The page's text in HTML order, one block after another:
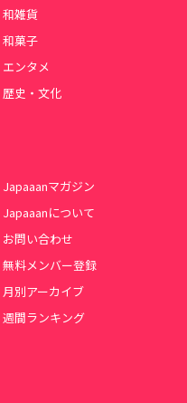
和雑貨
和菓子
エンタメ
歴史・文化
Japaaanマガジン
Japaaanについて
お問い合わせ
無料メンバー登録
月別アーカイブ
週間ランキング